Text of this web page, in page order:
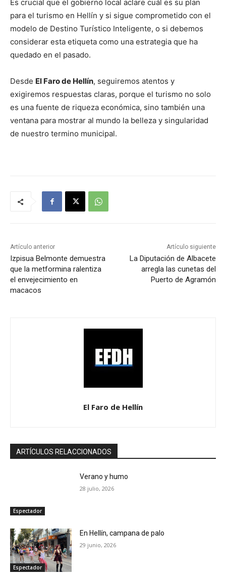
Es crucial que el gobierno local aclare cuál es su plan
para el turismo en Hellín y si sigue comprometido con el
modelo de Destino Turístico Inteligente, o si debemos
considerar esta etiqueta como una estrategia que ha
quedado en el pasado.
Desde El Faro de Hellín, seguiremos atentos y
exigiremos respuestas claras, porque el turismo no solo
es una fuente de riqueza económica, sino también una
ventana para mostrar al mundo la belleza y singularidad
de nuestro termino municipal.
Artículo anterior
Izpisua Belmonte demuestra
que la metformina ralentiza
el envejecimiento en
macacos
Artículo siguiente
La Diputación de Albacete
arregla las cunetas del
Puerto de Agramón
El Faro de Hellín
ARTÍCULOS RELACCIONADOS
Espectador
Verano y humo
28 julio, 2026
Espectador
En Hellín, campana de palo
29 junio, 2026